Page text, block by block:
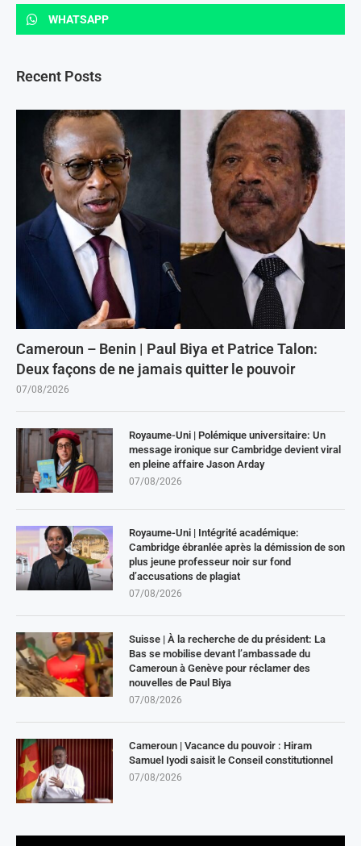
WHATSAPP
Recent Posts
Cameroun – Benin | Paul Biya et Patrice Talon:
Deux façons de ne jamais quitter le pouvoir
07/08/2026
Royaume-Uni | Polémique universitaire: Un
message ironique sur Cambridge devient viral
en pleine affaire Jason Arday
07/08/2026
Royaume-Uni | Intégrité académique:
Cambridge ébranlée après la démission de son
plus jeune professeur noir sur fond
d’accusations de plagiat
07/08/2026
Suisse | À la recherche de du président: La
Bas se mobilise devant l’ambassade du
Cameroun à Genève pour réclamer des
nouvelles de Paul Biya
07/08/2026
Cameroun | Vacance du pouvoir : Hiram
Samuel Iyodi saisit le Conseil constitutionnel
07/08/2026